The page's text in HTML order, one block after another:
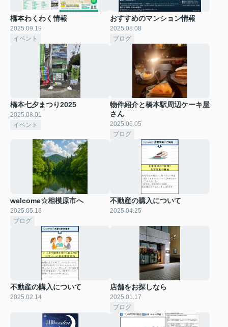
橋本わくわく情報
2025.09.19
イベント
おすすめのマンション情報
2025.08.08
ブログ
橋本七夕まつり2025
2025.08.01
イベント
物件紹介と橋本駅周辺ケーキ屋
さん
2025.06.05
ブログ
welcome☆相模原市へ
2025.05.16
ブログ
不動産の購入について
2025.04.25
不動産の購入について
2025.02.14
店舗をお探しなら
2025.01.17
ブログ